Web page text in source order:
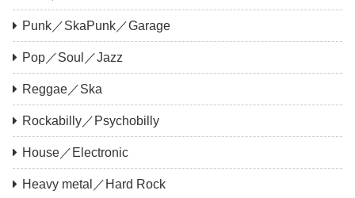
Punk／SkaPunk／Garage
Pop／Soul／Jazz
Reggae／Ska
Rockabilly／Psychobilly
House／Electronic
Heavy metal／Hard Rock